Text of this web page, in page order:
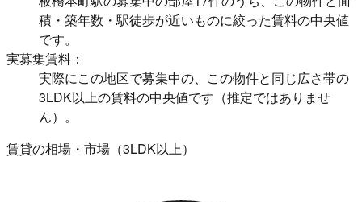
積・築年数・駅徒歩が近いものに絞った賃料の中央値
です。
実募集賃料：
実際にこの地区で募集中の、この物件と同じ広さ帯の
3LDK以上の賃料の中央値です（推定ではありませ
ん）。
賃貸の相場・市場（3LDK以上）